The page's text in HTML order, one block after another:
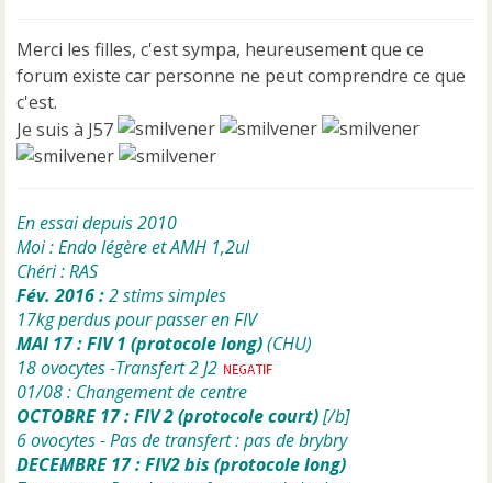
s
a
g
e
n
o
n
Merci les filles, c'est sympa, heureusement que ce
forum existe car personne ne peut comprendre ce que
c'est.
Je suis à J57
En essai depuis 2010
Moi : Endo légère et AMH 1,2ul
Chéri : RAS
Fév. 2016 :2 stims simples
17kg perdus pour passer en FIV
MAI 17 : FIV 1 (protocole long)(CHU)
18 ovocytes -Transfert 2 J2
01/08 : Changement de centre
OCTOBRE 17 : FIV 2 (protocole court)[/b]
6 ovocytes - Pas de transfert : pas de brybry
DECEMBRE 17 : FIV2 bis (protocole long)